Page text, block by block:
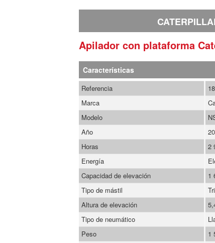
Apilador con plataforma
Características
Referencia
Marca
Modelo
Año
Horas
2
Energía
Capacidad de elevación
1
Tipo de mástil
Altura de elevación
Tipo de neumático
Peso
1